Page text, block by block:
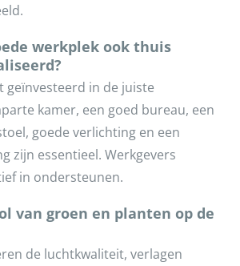
werkplek ook thuis
geïnvesteerd in de juiste
kamer, een goed bureau, een
goede verlichting en een
zijn essentieel. Werkgevers
in ondersteunen.
van groen en planten op de
de luchtkwaliteit, verlagen